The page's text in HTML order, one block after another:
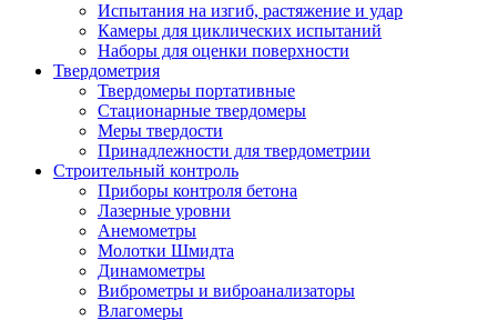
Испытания на изгиб, растяжение и удар
Камеры для циклических испытаний
Наборы для оценки поверхности
Твердометрия
Твердомеры портативные
Стационарные твердомеры
Меры твердости
Принадлежности для твердометрии
Строительный контроль
Приборы контроля бетона
Лазерные уровни
Анемометры
Молотки Шмидта
Динамометры
Виброметры и виброанализаторы
Влагомеры